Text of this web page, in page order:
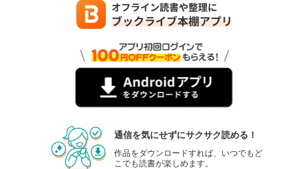
通信を気にせずにサクサク読める！
作品をダウンロードすれば、いつでもど
こでも読書が楽しめます。